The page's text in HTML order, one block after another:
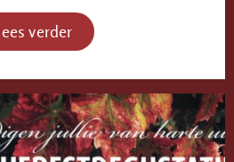
verder